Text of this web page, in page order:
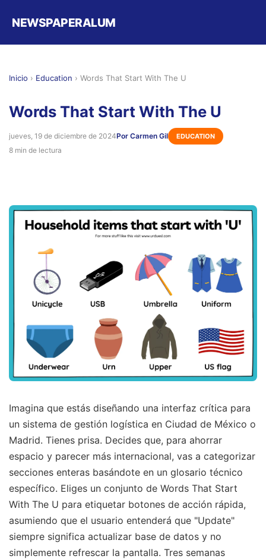
NEWSPAPERALUM
Inicio › Education › Words That Start With The U
Words That Start With The U
jueves, 19 de diciembre de 2024Por Carmen Gil EDUCATION
8 min de lectura
Imagina que estás diseñando una interfaz crítica para
un sistema de gestión logística en Ciudad de México o
Madrid. Tienes prisa. Decides que, para ahorrar
espacio y parecer más internacional, vas a categorizar
secciones enteras basándote en un glosario técnico
específico. Eliges un conjunto de Words That Start
With The U para etiquetar botones de acción rápida,
asumiendo que el usuario entenderá que "Update"
siempre significa actualizar base de datos y no
simplemente refrescar la pantalla. Tres semanas